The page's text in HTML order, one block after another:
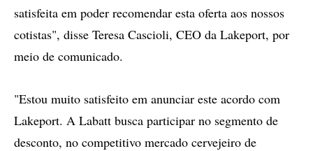
satisfeita em poder recomendar esta oferta aos nossos
cotistas", disse Teresa Cascioli, CEO da Lakeport, por
meio de comunicado.
"Estou muito satisfeito em anunciar este acordo com
Lakeport. A Labatt busca participar no segmento de
desconto, no competitivo mercado cervejeiro de